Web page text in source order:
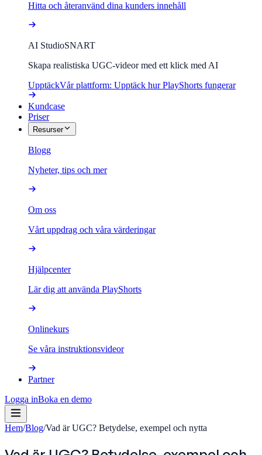
Hitta och återanvänd dina kunders innehåll
AI StudioSNART
Skapa realistiska UGC-videor med ett klick med AI
UpptäckVår plattform: Upptäck hur PlayShorts fungerar
Kundcase
Priser
Resurser
Blogg
Nyheter, tips och mer
Om oss
Vårt uppdrag och våra värderingar
Hjälpcenter
Lär dig att använda PlayShorts
Onlinekurs
Se våra instruktionsvideor
Partner
Logga inBoka en demo
Hem/Blog/Vad är UGC? Betydelse, exempel och nytta